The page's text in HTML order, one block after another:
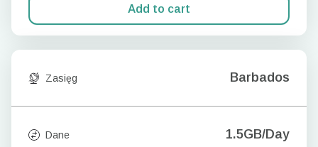
Add to cart
Zasięg Barbados
Dane 1.5GB/Day